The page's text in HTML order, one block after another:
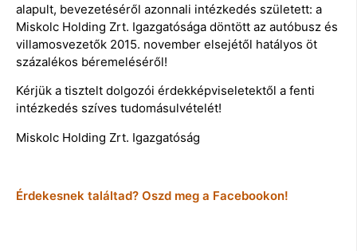
alapult, bevezetéséről azonnali intézkedés született: a
Miskolc Holding Zrt. Igazgatósága döntött az autóbusz és
villamosvezetők 2015. november elsejétől hatályos öt
százalékos béremeléséről!
Kérjük a tisztelt dolgozói érdekképviseletektől a fenti
intézkedés szíves tudomásulvételét!
Miskolc Holding Zrt. Igazgatóság
Érdekesnek találtad? Oszd meg a Facebookon!